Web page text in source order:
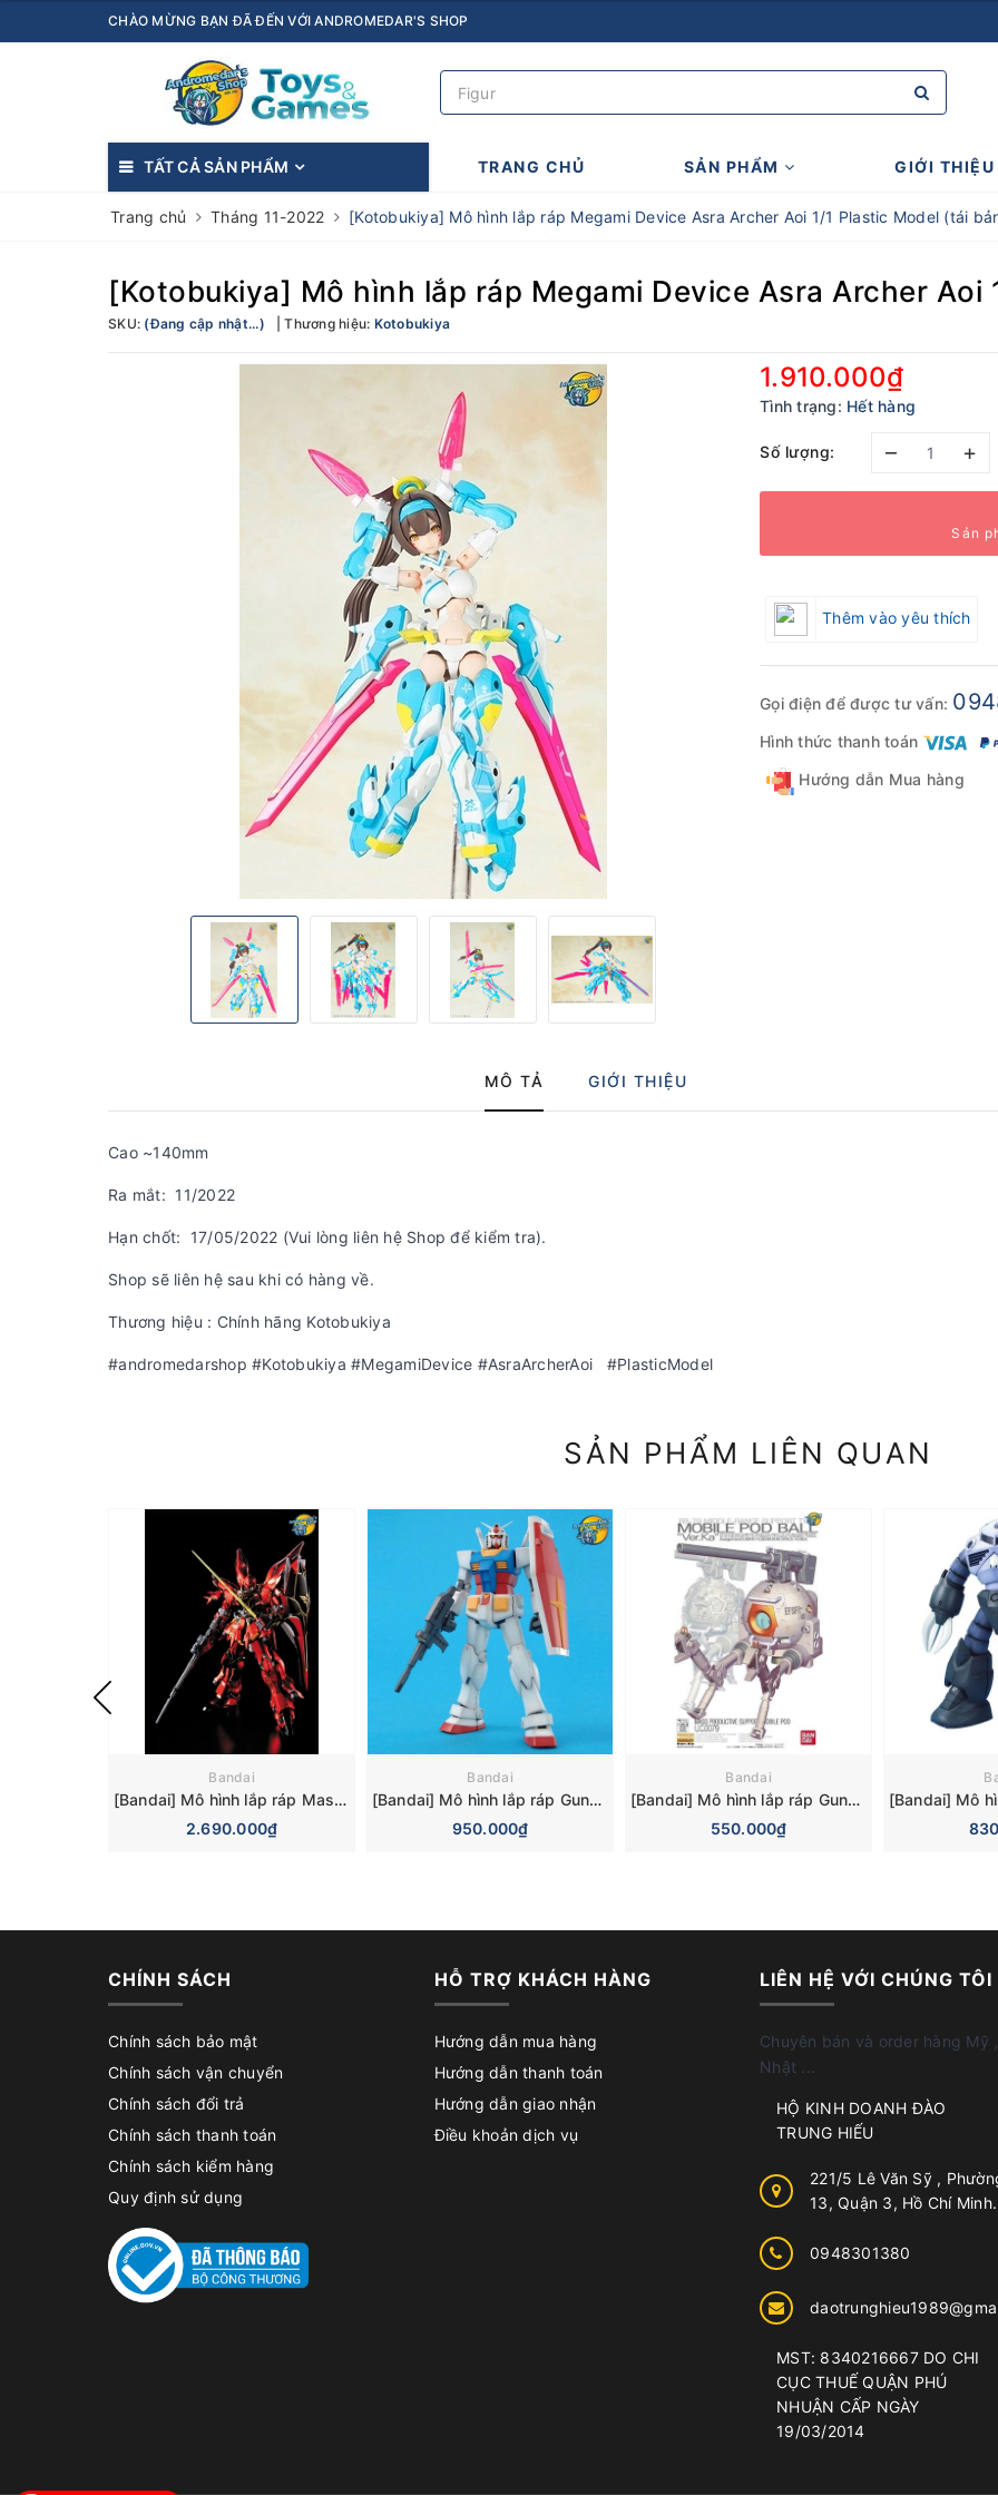
CHÀO MỪNG BẠN ĐÃ ĐẾN VỚI ANDROMEDAR'S SHOP
TẤT CẢ SẢN PHẨM TRANG CHỦ SẢN PHẨM GIỚI THIỆU
Trang chủ Tháng 11-2022 [Kotobukiya] Mô hình lắp ráp Megami Device Asra Archer Aoi 1/1 Plastic Model (tái
[Kotobukiya] Mô hình lắp ráp Megami Device Asra Archer Aoi
SKU: (Đang cập nhật...) Thương hiệu: Kotobukiya
1.910.000₫
Tình trạng: Hết hàng
Số lượng: – +
Sản
Thêm vào yêu thích
Gọi điện để được tư vấn:
Hình thức thanh toán
Hướng dẫn Mua hàng
MÔ TẢ GIỚI THIỆU
Cao ~140mm
Ra mắt: 11/2022
Hạn chốt: 17/05/2022 (Vui lòng liên hệ Shop để kiểm tra).
Shop sẽ liên hệ sau khi có hàng về.
Thương hiệu : Chính hãng Kotobukiya
#andromedarshop #Kotobukiya #MegamiDevice #AsraArcherAoi #PlasticModel
SẢN PHẨM LIÊN QUAN
Bandai
[Bandai] Mô hình lắp ráp Master Grade 1/100 MSN-06S Sinanju Ver.Ka Titanium Finish (MG) (Gundam Model Kits)
2.690.000₫
Bandai
[Bandai] Mô hình lắp ráp Gundam 0079 Master Grade 1/100 MG RX-78-2 Gundam Ver.2.0 Model Kits
950.000₫
Bandai
[Bandai] Mô hình lắp ráp Gundam M.S.V. Master Grade 1/100 MG Ball Ver. Ka Model Kits
550.000₫
CHÍNH SÁCH
Chính sách bảo mật
Chính sách vận chuyển
Chính sách đổi trả
Chính sách thanh toán
Chính sách kiểm hàng
Quy định sử dụng
HỖ TRỢ KHÁCH HÀNG
Hướng dẫn mua hàng
Hướng dẫn thanh toán
Hướng dẫn giao nhận
Điều khoản dịch vụ
LIÊN HỆ VỚI CHÚNG TÔI
Chuyên bán và order hàng Mỹ
Nhật ...
HỘ KINH DOANH ĐÀO
TRUNG HIẾU
221/5 Lê Văn Sỹ ,
13, Quận 3, Hồ Chí Minh.
0948301380
MST: 8340216667 DO CHI
CỤC THUẾ QUẬN PHÚ
NHUẬN CẤP NGÀY
19/03/2014